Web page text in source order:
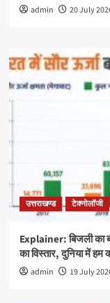
admin 20 July
उत्तराखण्ड टेक्नोलॉजी
Explainer: बिजली का
का विस्तार, दुनिया में हम
admin 19 July